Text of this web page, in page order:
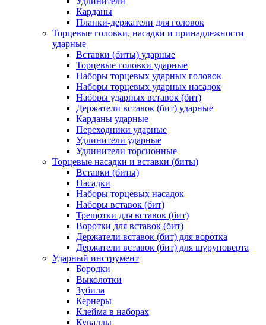
Карданы
Планки-держатели для головок
Торцевые головки, насадки и принадлежности
ударные
Вставки (биты) ударные
Торцевые головки ударные
Наборы торцевых ударных головок
Наборы торцевых ударных насадок
Наборы ударных вставок (бит)
Держатели вставок (бит) ударные
Карданы ударные
Переходники ударные
Удлинители ударные
Удлинители торсионные
Торцевые насадки и вставки (биты)
Вставки (биты)
Насадки
Наборы торцевых насадок
Наборы вставок (бит)
Трещотки для вставок (бит)
Воротки для вставок (бит)
Держатели вставок (бит) для воротка
Держатели вставок (бит) для шуруповерта
Ударный инструмент
Бородки
Выколотки
Зубила
Кернеры
Клейма в наборах
Кувалды